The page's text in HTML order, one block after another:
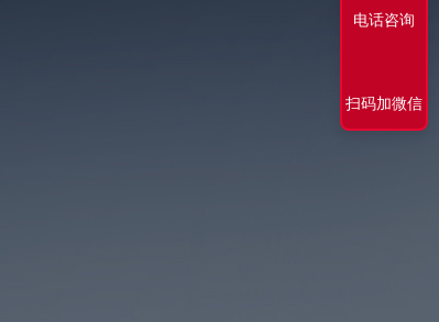
电话咨询
扫码加微信